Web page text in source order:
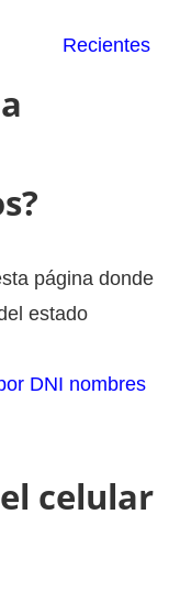
Recientes
página donde
estado
DNI nombres
celular